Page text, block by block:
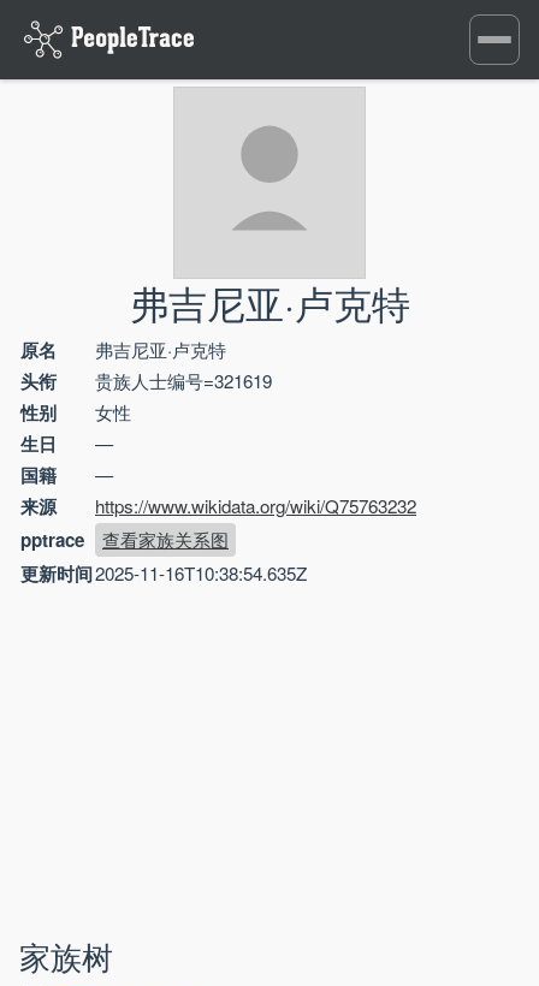
Toggle
弗吉尼亚·卢克特
原名 弗吉尼亚·卢克特
头衔 贵族人士编号=321619
性别 女性
生日 —
国籍 —
来源 https://www.wikidata.org/wiki/Q75763232
pptrace 查看家族关系图
更新时间2025-11-16T10:38:54.635Z
家族树